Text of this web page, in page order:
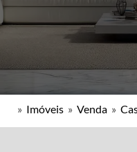
» Imóveis » Venda »